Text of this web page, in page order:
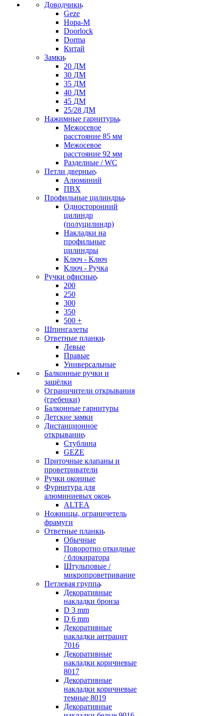
Доводчики
Geze
Нора-М
Doorlock
Dorma
Китай
Замки
20 ДМ
30 ДМ
35 ДМ
40 ДМ
45 ДМ
25/28 ДМ
Нажимные гарнитуры
Межосевое
расстояние 85 мм
Межосевое
расстояние 92 мм
Разделные / WC
Петли дверные
Алюминий
ПВХ
Профильные цилиндры
Односторонний
цилиндр
(полуцилиндр)
Накладки на
профильные
цилиндры
Ключ - Ключ
Ключ - Ручка
Ручки офисные
200
250
300
350
500 +
Шпингалеты
Ответные планки
Левые
Правые
Универсальные
Балконные ручки и
защёлки
Ограничители открывания
(гребенки)
Балконные гарнитуры
Детские замки
Дистанционное
открывание
Стублина
GEZE
Приточные клапаны и
проветриватели
Ручки оконные
Фурнитура для
алюминиевых окон
ALTEA
Ножницы, ограничетель
фрамуги
Ответные планки
Обычные
Поворотно откидные
/ блокиратора
Штульповые /
микропроветривание
Петлевая группа
Декоративные
накладки бронза
D 3 mm
D 6 mm
Декоративные
накладки антрацит
7016
Декоративные
накладки коричневые
8017
Декоративные
накладки коричневые
темные 8019
Декоративные